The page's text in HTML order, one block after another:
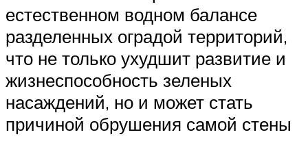
естественном водном балансе
разделенных оградой территорий,
что не только ухудшит развитие и
жизнеспособность зеленых
насаждений, но и может стать
причиной обрушения самой стены